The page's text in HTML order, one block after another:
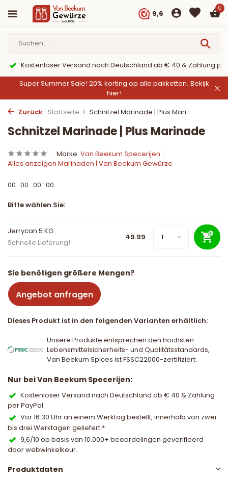
9,6
0
Kostenloser Versand nach Deutschland ab € 40 & Zahlung
Super Summer Sale! 20% korting op alle pakketten. Bekijk
hier!
Zurück Startseite Schnitzel Marinade | Plus Mari...
Schnitzel Marinade | Plus Marinade
Marke: Van Beekum Specerijen
Alles anzeigen Marinaden | Van Beekum Gewürze
00 : 00 : 00 : 00
Bitte wählen Sie:
Jerrycan 5 KG
Schnelle Lieferung!
49.99
Sie benötigen größere Mengen?
Angebot anfragen
Dieses Produkt ist in den folgenden Varianten erhältlich:
Unsere Produkte entsprechen den höchsten
Lebensmittelsicherheits- und Qualitätsstandards,
Van Beekum Spices ist FSSC22000-zertifiziert.
Nur bei Van Beekum Specerijen:
Kostenloser Versand nach Deutschland ab € 40 & Zahlung
per PayPal
Vor 16:30 Uhr an einem Werktag bestellt, innerhalb von zwei
bis drei Werktagen geliefert.*
9,6/10 op basis van 10.000+ beoordelingen geverifieerd
door webwinkelkeur.
Produktdaten